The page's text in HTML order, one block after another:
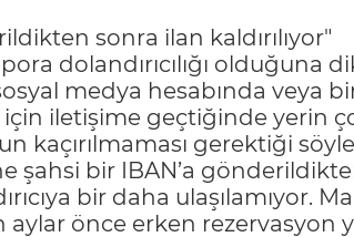
sonra ilan kaldırılıyor"
dolandırıcılığı olduğuna
medya hesabında veya
iletişime geçtiğinde yerin
kaçırılmaması gerektiği
şahsi bir IBAN’a
bir daha ulaşılamıyor.
önce erken rezervasyon